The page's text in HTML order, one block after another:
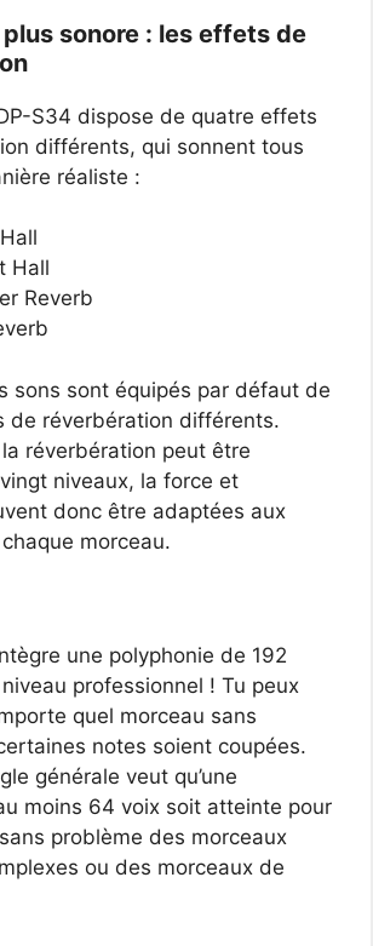
plus sonore : les effets de
S34 dispose de quatre effets
différents, qui sonnent tous
réaliste :
Hall
Reverb
sons sont équipés par défaut de
de réverbération différents.
la réverbération peut être
niveaux, la force et
donc être adaptées aux
morceau.
une polyphonie de 192
niveau professionnel ! Tu peux
quel morceau sans
notes soient coupées.
générale veut qu’une
moins 64 voix soit atteinte pour
problème des morceaux
ou des morceaux de